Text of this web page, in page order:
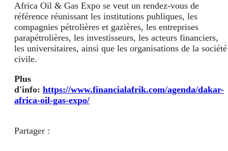
Africa Oil & Gas Expo se veut un rendez-vous de
référence réunissant les institutions publiques, les
compagnies pétrolières et gazières, les entreprises
parapétrolières, les investisseurs, les acteurs financiers,
les universitaires, ainsi que les organisations de la société
civile.
Plus
d'info: https://www.financialafrik.com/agenda/dakar-
africa-oil-gas-expo/
Partager :